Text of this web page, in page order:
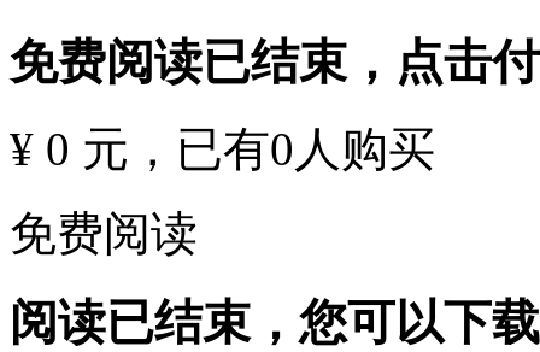
免费阅读已结束，点击
¥ 0 元 ，已有0 人购买
免费阅读
阅读已结束，您可以下